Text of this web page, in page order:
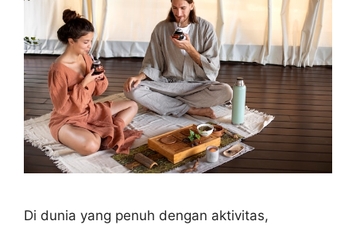
Di dunia yang penuh dengan aktivitas,